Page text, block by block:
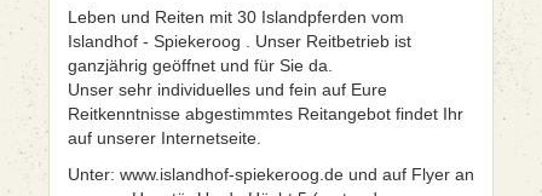
Leben und Reiten mit 30 Islandpferden vom
Islandhof - Spiekeroog . Unser Reitbetrieb ist
ganzjährig geöffnet und für Sie da.
Unser sehr individuelles und fein auf Eure
Reitkenntnisse abgestimmtes Reitangebot findet Ihr
auf unserer Internetseite.
Unter: www.islandhof-spiekeroog.de und auf Flyer an